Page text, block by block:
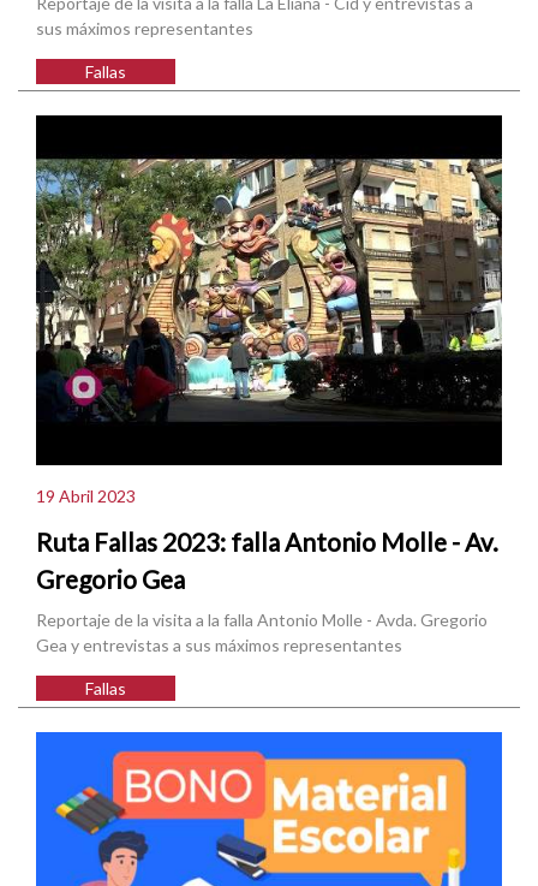
sus máximos representantes
Fallas
19 Abril 2023
Ruta Fallas 2023: falla Antonio Molle - Av.
Gregorio Gea
Reportaje de la visita a la falla Antonio Molle - Avda. Gregorio
Gea y entrevistas a sus máximos representantes
Fallas